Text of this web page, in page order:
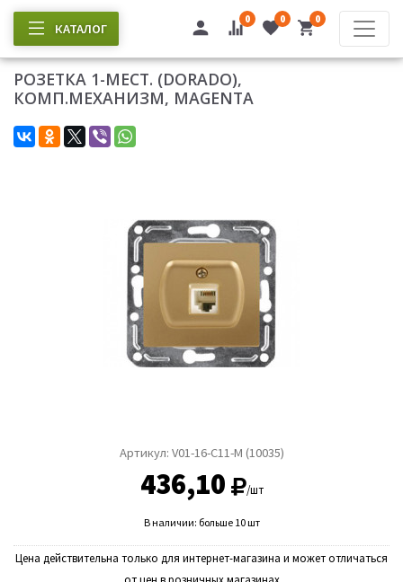
КАТАЛОГ
0 0 0
РОЗЕТКА 1-МЕСТ. (DORADO),
КОМП.МЕХАНИЗМ, MAGENTA
Артикул: V01-16-С11-M (10035)
436,10 /шт
В наличии: больше 10 шт
Цена действительна только для интернет-магазина и может отличаться